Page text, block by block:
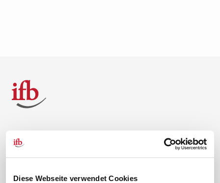
Diese Webseite verwendet Cookies
Unternehmen
Compliance Richtlinien
service@ifb.de